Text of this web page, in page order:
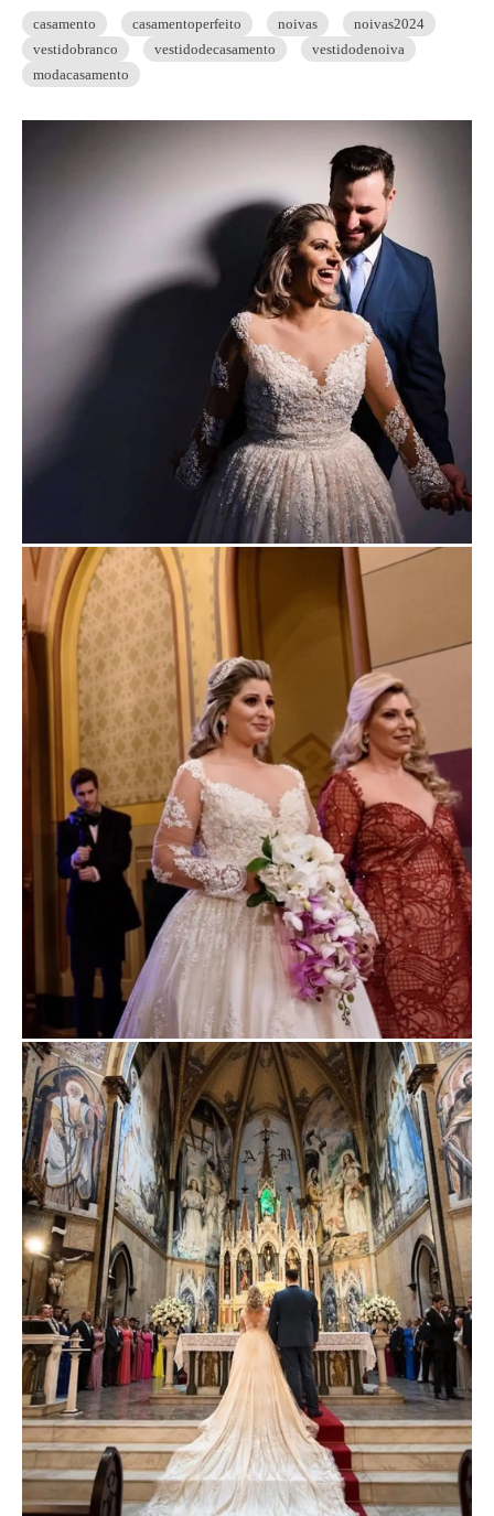
casamento casamentoperfeito noivas
noivas2024
vestidobranco
vestidodecasamento
vestidodenoiva
modacasamento